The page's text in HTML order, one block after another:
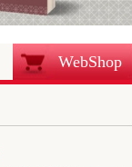
WebShop